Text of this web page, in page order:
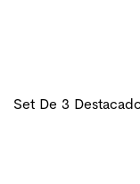
Set De 3